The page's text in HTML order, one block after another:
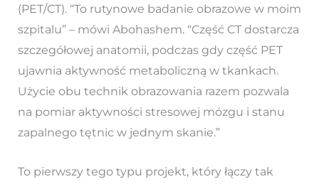
(PET/CT). “To rutynowe badanie obrazowe w moim
szpitalu” – mówi Abohashem. “Część CT dostarcza
szczegółowej anatomii, podczas gdy część PET
ujawnia aktywność metaboliczną w tkankach.
Użycie obu technik obrazowania razem pozwala
na pomiar aktywności stresowej mózgu i stanu
zapalnego tętnic w jednym skanie.”
To pierwszy tego typu projekt, który łączy tak